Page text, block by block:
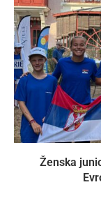
Ženska